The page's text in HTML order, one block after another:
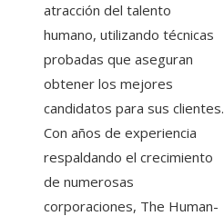
atracción del talento
humano, utilizando técnicas
probadas que aseguran
obtener los mejores
candidatos para sus clientes.
Con años de experiencia
respaldando el crecimiento
de numerosas
corporaciones, The Human-